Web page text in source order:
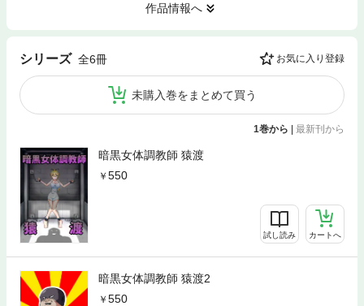
作品情報へ
シリーズ 全6冊 お気に入り登録
未購入巻をまとめて買う
1巻から | 最新刊から
暗黒女体調教師 猿渡
550
試し読み カートへ
暗黒女体調教師 猿渡2
550